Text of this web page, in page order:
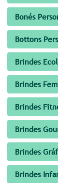
Bonés
Bottons
Brindes
Brindes
Brindes
Brindes
Brindes
Brindes